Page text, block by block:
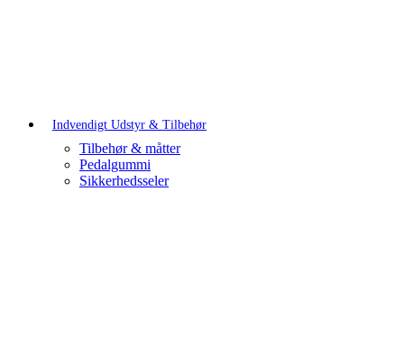
Indvendigt Udstyr & Tilbehør
Tilbehør & måtter
Pedalgummi
Sikkerhedsseler